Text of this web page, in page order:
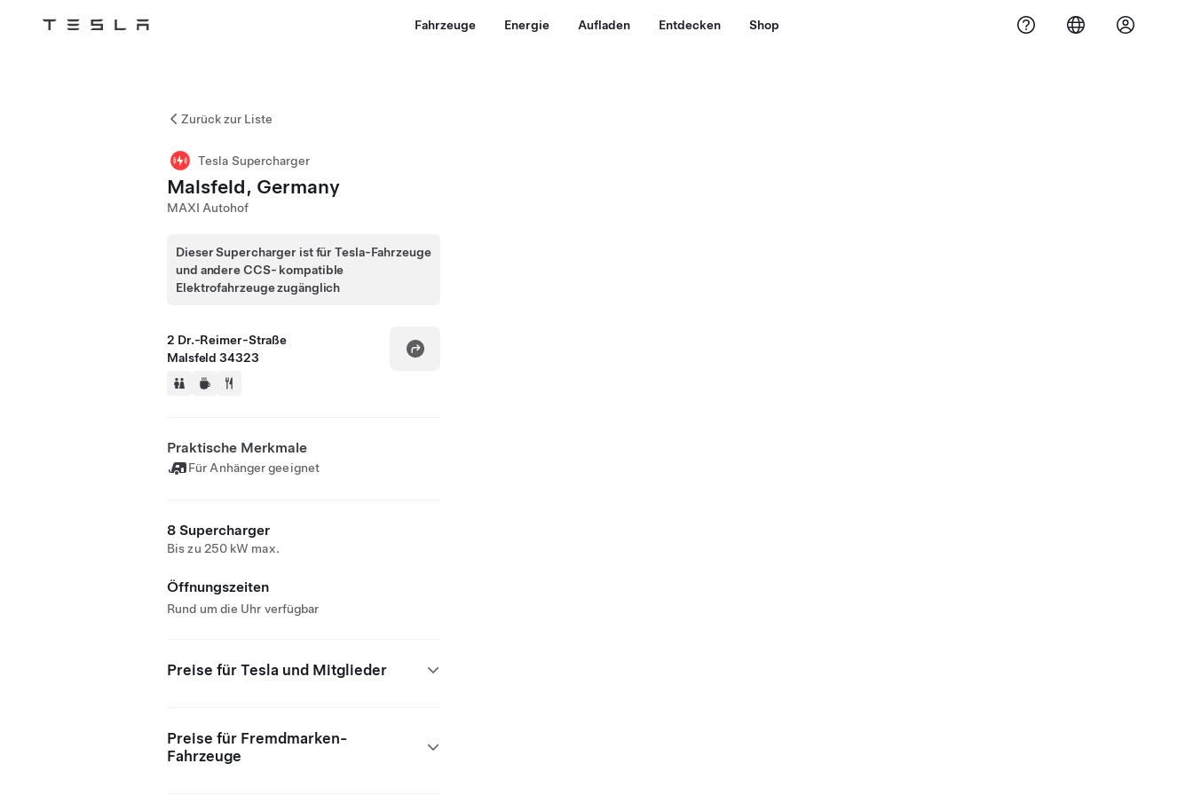
Tesla Fahrzeuge Energie Aufladen Entdecken Shop
Zurück zur Liste
Tesla Supercharger
Malsfeld, Germany
MAXI Autohof
Dieser Supercharger ist für Tesla-Fahrzeuge
und andere CCS- kompatible
Elektrofahrzeuge zugänglich
2 Dr.-Reimer-Straße
Malsfeld 34323
Praktische Merkmale
Für Anhänger geeignet
8 Supercharger
Bis zu 250 kW max.
Öffnungszeiten
Rund um die Uhr verfügbar
Preise für Tesla und Mitglieder
Preise für Fremdmarken-
Fahrzeuge